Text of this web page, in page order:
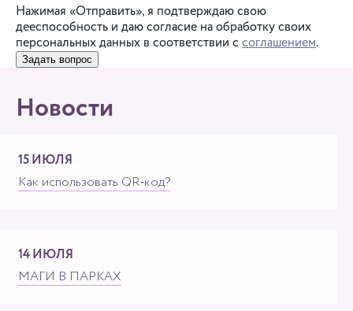
Нажимая «Отправить», я подтверждаю свою
дееспособность и даю согласие на обработку своих
персональных данных в соответствии ссоглашением.
Задать вопрос
Новости
15 ИЮЛЯ
Как использовать QR‑код?
14 ИЮЛЯ
МАГИ В ПАРКАХ